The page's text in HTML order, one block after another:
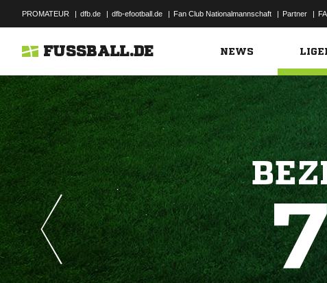
PROMATEUR | dfb.de | dfb-efootball.de | Fan Club Nationalmannschaft | Partner |
FUSSBALL.DE NEWS